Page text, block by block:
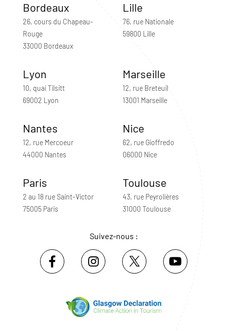
Bordeaux
26, cours du Chapeau-
Rouge
33000 Bordeaux
Lille
76, rue Nationale
59800 Lille
Lyon
10, quai Tilsitt
69002 Lyon
Marseille
12, rue Breteuil
13001 Marseille
Nantes
12, rue Mercoeur
44000 Nantes
Nice
62, rue Gioffredo
06000 Nice
Paris
2 au 18 rue Saint-Victor
75005 Paris
Toulouse
43, rue Peyrolières
31000 Toulouse
Suivez-nous :